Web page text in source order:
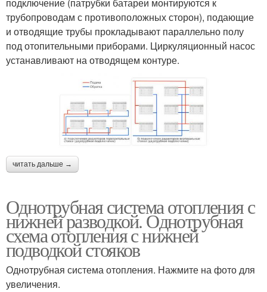
трубопроводам с противоположных сторон), подающие
и отводящие трубы прокладывают параллельно полу
под отопительными приборами. Циркуляционный насос
устанавливают на отводящем контуре.
читать дальше →
Однотрубная система отопления с
нижней разводкой. Однотрубная
схема отопления с нижней
подводкой стояков
Однотрубная система отопления. Нажмите на фото для
увеличения.